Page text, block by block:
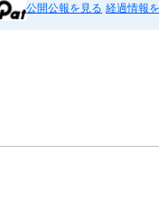
公開公報を見る 経過情報